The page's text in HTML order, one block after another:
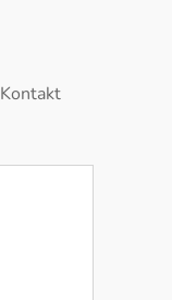
Kontakt